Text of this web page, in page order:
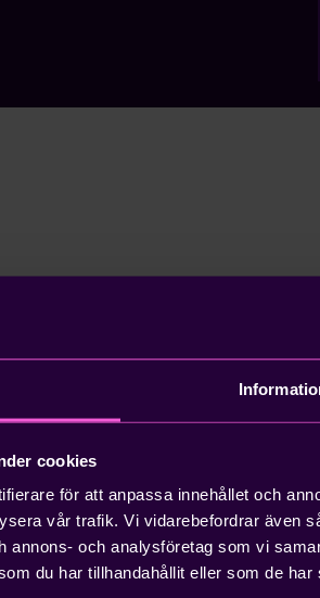
cookies
för att anpassa innehållet och
vår trafik. Vi vidarebefordrar även
annons- och analysföretag som vi
du har tillhandahållit eller som de
SaaS-bolag